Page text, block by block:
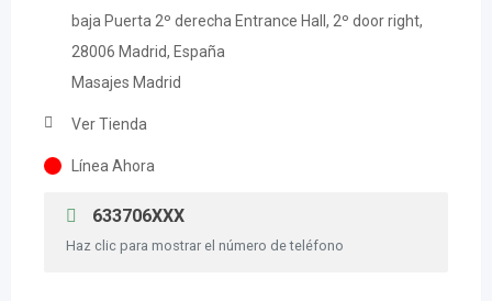
baja Puerta 2º derecha Entrance Hall, 2º door right,
28006 Madrid, España
Masajes Madrid
Ver Tienda
Línea Ahora
633706XXX
Haz clic para mostrar el número de teléfono